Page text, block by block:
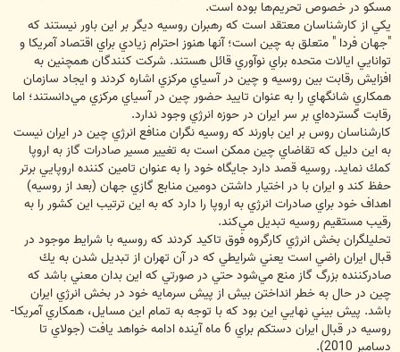
مسكو در خصوص تحريم‌ها بوده است.
يكي از كارشناسان معتقد است كه رهبران روسيه ديگر بر اين باور نيستند كه
"جهان فردا " متعلق به چين است؛ آنها هنوز احترام زيادي براي اقتصاد آمريكا و
توانايي ايالات متحده براي نوآوري قائل هستند. شركت كنندگان همچنين به
افزايش رقابت بين روسيه و چين در آسياي مركزي اشاره كردند و ايجاد سازمان
همكاري شانگهاي را به عنوان تاييد حضور چين در آسياي مركزي مي‌دانستند؛ اما
رقابت گسترده‌اي بر سر ايران در حوزه انرژي وجود ندارد.
كارشناسان روس بر اين باورند كه روسيه نگران منافع انرژي چين در ايران نيست
به اين دليل كه تقاضاي چين ممكن است به تغيير مسير صادرات گاز به اروپا
كمك نمايد. روسيه قصد دارد جايگاه خود را به عنوان تامين كننده اروپايي برتر
حفظ كند و ايران با در اختيار داشتن دومين منابع گازي جهان (بعد از روسيه)
اهداف خود براي صادرات انرژي به اروپا را دارد كه به اين ترتيب اين كشور را به
رقيب مستقيم روسيه تبديل مي‌كند.
تحليلگران بخش انرژي كارگروه فوق تاكيد كردند كه روسيه با شرايط موجود در
قبال ايران راضي است يعني شرايطي كه در آن تهران از تبديل شدن به يك
صادركننده بزرگ گاز منع مي‌شود حتي در صورتي كه اين بدان معني باشد كه
چين در حال به خطر انداختن بيش از پيش سرمايه خود در بخش انرژي ايران
باشد. پيش بيني نهايي اين بود كه با توجه به تمام اين مسايل، همكاري آمريكا-
روسيه در قبال ايران دست‎كم براي 6 ماه آينده ادامه خواهد يافت (جولاي تا
دسامبر 2010).